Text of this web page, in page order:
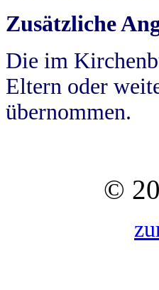
Zusätzliche
Die im
Eltern oder
übernommen.
©